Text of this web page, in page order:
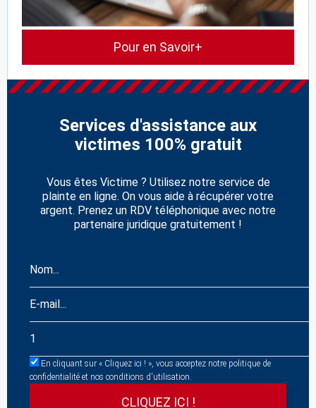
Pour en Savoir+
Services d'assistance aux
victimes 100% gratuit
Vous êtes Victime ? Utilisez notre service de
plainte en ligne. On vous aide à récupérer votre
argent. Prenez un RDV téléphonique avec notre
partenaire juridique gratuitement !
En cliquant sur « Cliquez ici ! », vous acceptez notre politique de
confidentialité et nos conditions d'utilisation.